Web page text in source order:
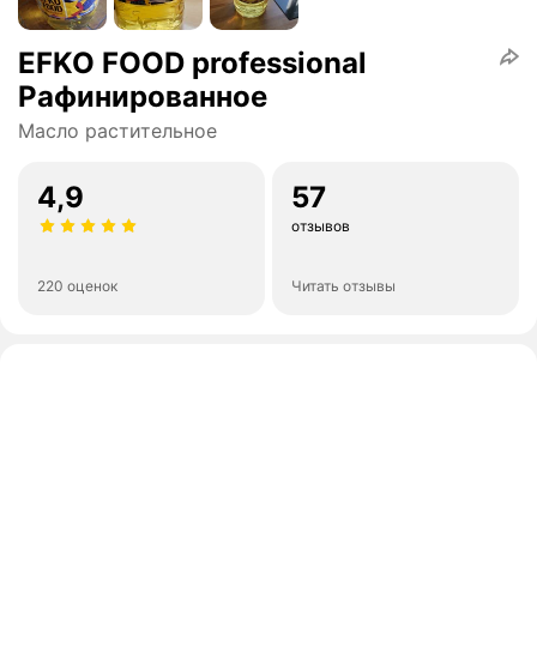
EFKO FOOD professional
Рафинированное
Масло растительное
4,9
220 оценок
57
отзывов
Читать отзывы